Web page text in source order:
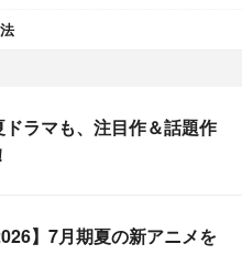
ラマも、注目作＆話題作
】7月期夏の新アニメを